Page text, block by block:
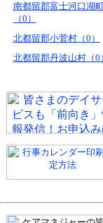
南都留郡富士河口湖
（0）
北都留郡小菅村（0）
北都留郡丹波山村（0）